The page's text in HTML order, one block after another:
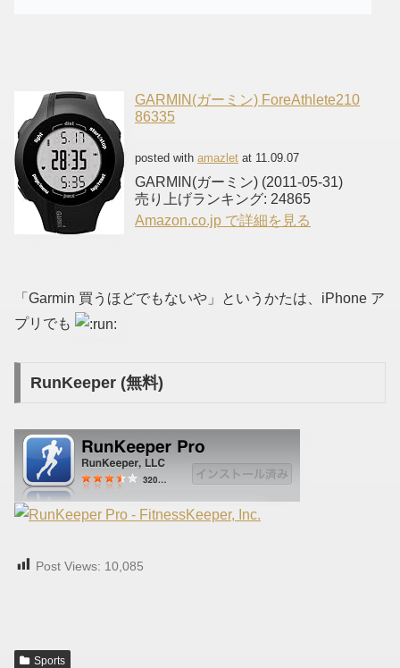
GARMIN(ガーミン) ForeAthlete210
86335
posted with amazlet at 11.09.07
GARMIN(ガーミン) (2011-05-31)
売り上げランキング: 24865
Amazon.co.jp で詳細を見る
「Garmin 買うほどでもないや」というかたは、iPhone ア
プリでも
RunKeeper (無料)
Post Views: 10,085
Sports